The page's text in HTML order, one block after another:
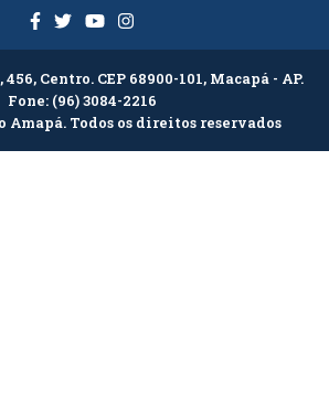
Centro. CEP 68900-101, Macapá - AP.
Fone: (96) 3084-2216
Amapá. Todos os direitos reservados